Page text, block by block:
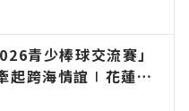
方網站各類新聞－最快
聞報導 最新的在地資
青少棒球交流賽」
起跨海情誼∣花蓮新